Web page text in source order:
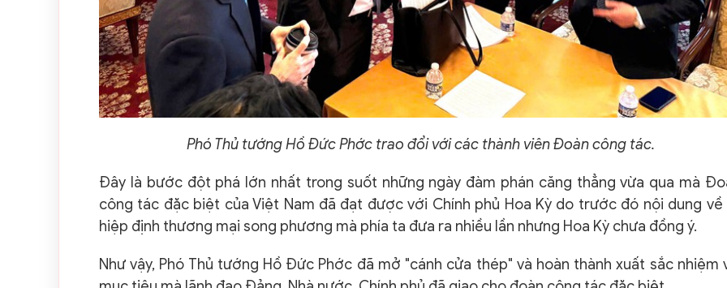
Phó Thủ tướng Hồ Đức Phớc trao đổi với các thành viên Đoàn công tác.
Đây là bước đột phá lớn nhất trong suốt những ngày đàm phán căng thẳng vừa qua mà
công tác đặc biệt của Việt Nam đã đạt được với Chính phủ Hoa Kỳ do trước đó nội dung về
hiệp định thương mại song phương mà phía ta đưa ra nhiều lần nhưng Hoa Kỳ chưa đồng ý.
Như vậy, Phó Thủ tướng Hồ Đức Phớc đã mở "cánh cửa thép" và hoàn thành xuất sắc nhiệm